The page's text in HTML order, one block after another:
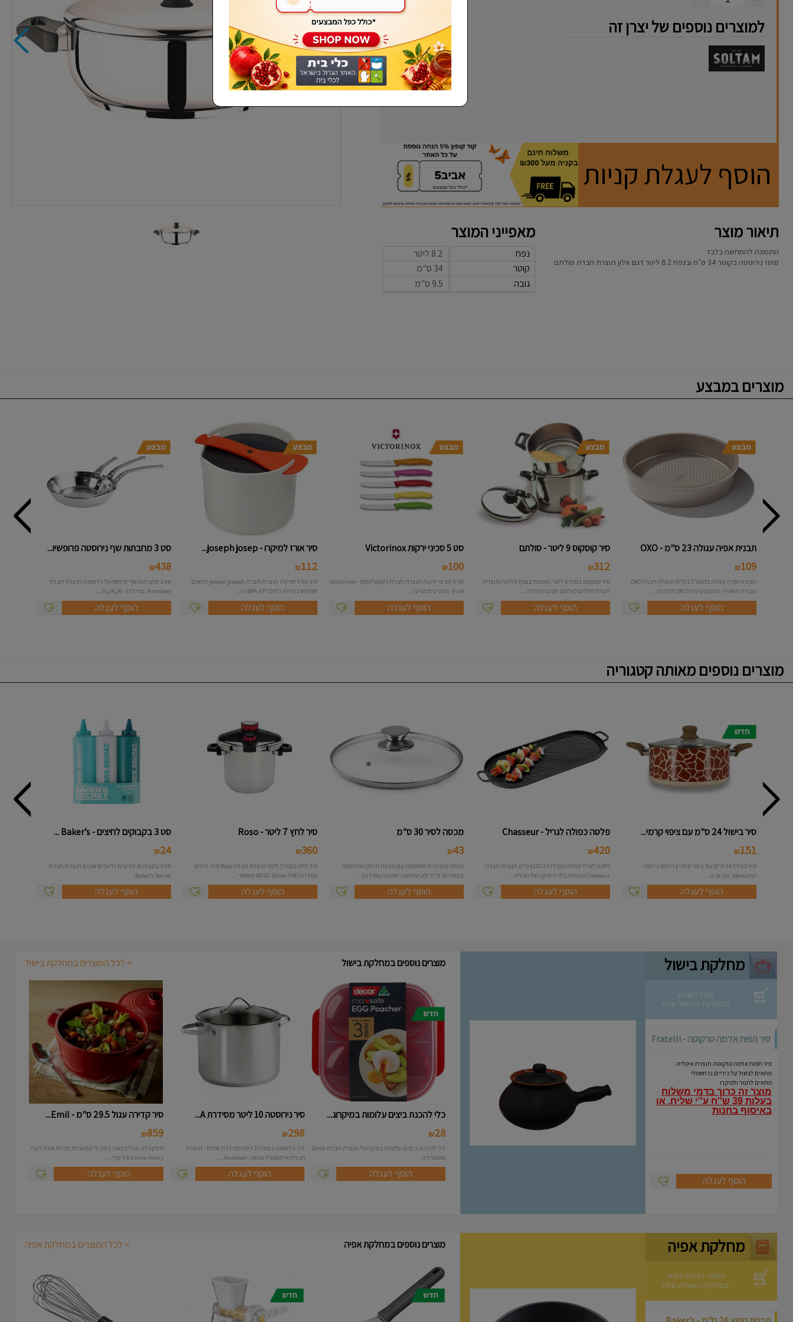
שכחתי סיסמא למוצרים נוספים של יצרן זה
הוסף לעגלת קניות
תיאור מוצר מאפייני המוצר
נפח
8.2 ליטר
קוטר
34 ס"מ
גובה
9.5 ס"מ
התמונה להמחשה בלבד
סוטז נירוסטה בקוטר 34 ס"מ ובנפח 8.2 ליטר דגם אלון תוצרת חברת סולתם
מוצרים במבצע
תבנית אפיה עגולה 23 ס"מ - OXO
109
₪
תבנית אפיה עגולה בקוטר 23 ס"מ תוצרת חברת OXO
תבנית האפייה המקצועית של OXO להכנת...
הוסף לעגלה
סיר קוסקוס 9 ליטר - סולתם
312
₪
סיר קוסקוס בנפח 9 ליטר (מסננת בנפח 6 ליטר)תוצרת
חברת סולתם סולתם תכננה סדרה...
הוסף לעגלה
סט 5 סכיני ירקות Victorinox
100
₪
סט 5 סכיני ירקות תוצרת חברת ויקטורינוקס - Victorinox
שוויץ. הסכינים מגיעי...
הוסף לעגלה
סיר אורז למיקרו - joseph josep...
112
₪
סיר אורז למיקרו תוצרת חברת joseph joseph מתאים
לשימוש במדיח כלים ללא BPA כו...
הוסף לעגלה
סט 3 מחבתות שף נירוסטה פרופשיו...
438
₪
סט 3 מחבתות שף פרופשיונל נירוסטה תוצרת חברת
Arcosteel. במידות : 20,24,26...
הוסף לעגלה
מוצרים נוספים מאותה קטגוריה
סיר בישול 24 ס"מ עם ציפוי קרמי...
151
₪
סיר בגודל 24 ס"מ עם ציפוי קרמי בהדפס ג'ירפה -
Menastyl. הביאו נו...
הוסף לעגלה
פלטה כפולה לגריל - Chasseur
420
₪
פלטה לגריל כפולה במידות 51X23 ס"מ תוצרת חברת
Chasseur מצרפת.כלי היציקה של חברת ...
הוסף לעגלה
מכסה לסיר 30 ס"מ
43
₪
מכסה מזכוכית מחוסמת עם טבעת חיזוק מנירוסטה
בקוטר 30 ס"מ למניעת שבר ממכות,עמידות...
הוסף לעגלה
סיר לחץ 7 ליטר - Roso
360
₪
סיר לחץ בנפח 7 ליטר תוצרת חברת Roso סירי הלחץ
מסדרת ROSO Silver PRO מאפשר...
הוסף לעגלה
סט 3 בקבוקים לחיצים - Baker’s ...
24
₪
סט 3 בקבוקים לחיצים לרטבים שונים תוצרת חברת
Baker’s Secret
הוסף לעגלה
מחלקת בישול
מוצר השבוע
במחלקת הבישול שלנו
סיר תפוח אדמה טרקוטה - Fratelli
סיר תפוח אדמה טרקוטה תוצרת איטליה
מתאים לבשול על כיריים גז חשמלי
מתאים לתנור ולמיקרו
מוצר זה כרוך בדמי משלוח
בעלות 39 ש''ח ע''י שליח.
או
באיסוף בחנות
הוסף לעגלה
מוצרים נוספים במחלקת בישול > לכל המוצרים במחלקת בישול
כלי להכנת ביצים עלומות במיקרוג...
28
₪
כלי להכנת ביצים עלומות במיקרוגל תוצרת חברת Decor
אוסטרליה
הוסף לעגלה
סיר נירוסטה 10 ליטר מסידרת A...
298
₪
סיר נירוסטה בנפח 10 ליטר מסידרת אטלס - תוצרת
חברת ארקוסטיל Arcosteel - Atlas....
הוסף לעגלה
סיר קדירה עגול 29.5 ס"מ - Emil...
859
₪
סירקגירה עגול בקוטר 29.5 ס"מתוצרת חברת אמיל הנרי
Emile Henry סיר קדי...
הוסף לעגלה
מחלקת אפיה
המוצר הנמכר ביותר
במחלקת האפיה שלנו
מוצרים נוספים במחלקת אפיה > לכל המוצרים במחלקת אפיה